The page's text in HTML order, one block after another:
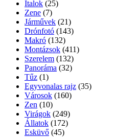
Italok (25)
Zene (7)
Járművek (21)
Drónfotó (143)
Makró (132)
Montázsok (411)
Szerelem (132)
Panoráma (32)
Tűz (1)
Egyvonalas rajz (35)
Városok (160)
Zen (10)
Virágok (249)
Állatok (172)
Esküvő (45)